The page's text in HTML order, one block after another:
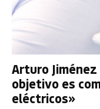
Arturo
objetivo es
eléctricos»